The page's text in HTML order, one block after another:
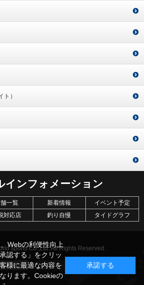
）
インフォメーション
一覧 新着情報
イベント予定
対応店 釣り自慢
タイドグラフ
sports Co.,Ltd. All Rights Reserved.
Webの利便性向上
認する」をクリッ
様に最適な内容を
ります。Cookieの
承諾する